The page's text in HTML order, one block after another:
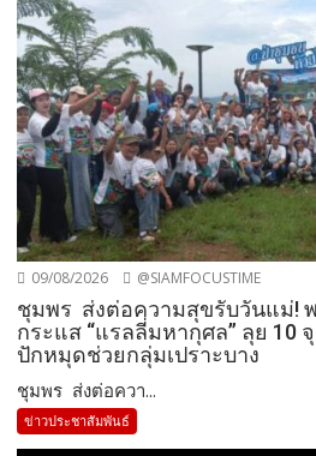
09/08/2026 @SIAMFOCUSTIME
ชุมพร ส่งต่อความสุขรับวันแม่!
กระแส “แรลลี่มหากุศล” ลุย 10
ปักหมุดช่วยกลุ่มเปราะบาง
ชุมพร ส่งต่อควา...
ข่าวประชาสัมพันธ์